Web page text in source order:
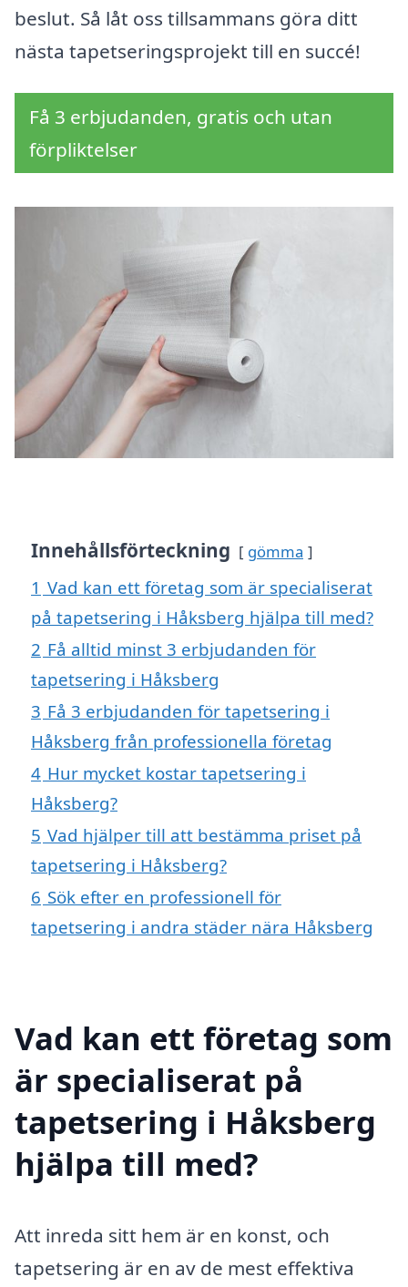
beslut. Så låt oss tillsammans göra ditt
nästa tapetseringsprojekt till en succé!
Få 3 erbjudanden, gratis och utan
förpliktelser
Innehållsförteckning gömma
1 Vad kan ett företag som är specialiserat
på tapetsering i Håksberg hjälpa till med?
2 Få alltid minst 3 erbjudanden för
tapetsering i Håksberg
3 Få 3 erbjudanden för tapetsering i
Håksberg från professionella företag
4 Hur mycket kostar tapetsering i
Håksberg?
5 Vad hjälper till att bestämma priset på
tapetsering i Håksberg?
6 Sök efter en professionell för
tapetsering i andra städer nära Håksberg
Vad kan ett företag som
är specialiserat på
tapetsering i Håksberg
hjälpa till med?
Att inreda sitt hem är en konst, och
tapetsering är en av de mest effektiva